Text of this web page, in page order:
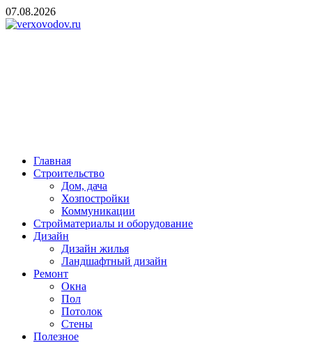
Skip
to
07.08.2026
Главная
Строительство
Дом, дача
Хозпостройки
Коммуникации
Стройматериалы и оборудование
Дизайн
Дизайн жилья
Ландшафтный дизайн
Ремонт
Окна
Пол
Потолок
Стены
Полезное